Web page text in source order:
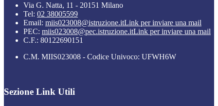
Via G. Natta, 11 - 20151 Milano
Tel: 02 38005599
Email: miis023008@istruzione.itLink per inviare una mail
PEC: miis023008@pec.istruzione.itLink per inviare una mail
C.F.: 80122690151
C.M. MIIS023008 - Codice Univoco: UFWH6W
Sezione Link Utili